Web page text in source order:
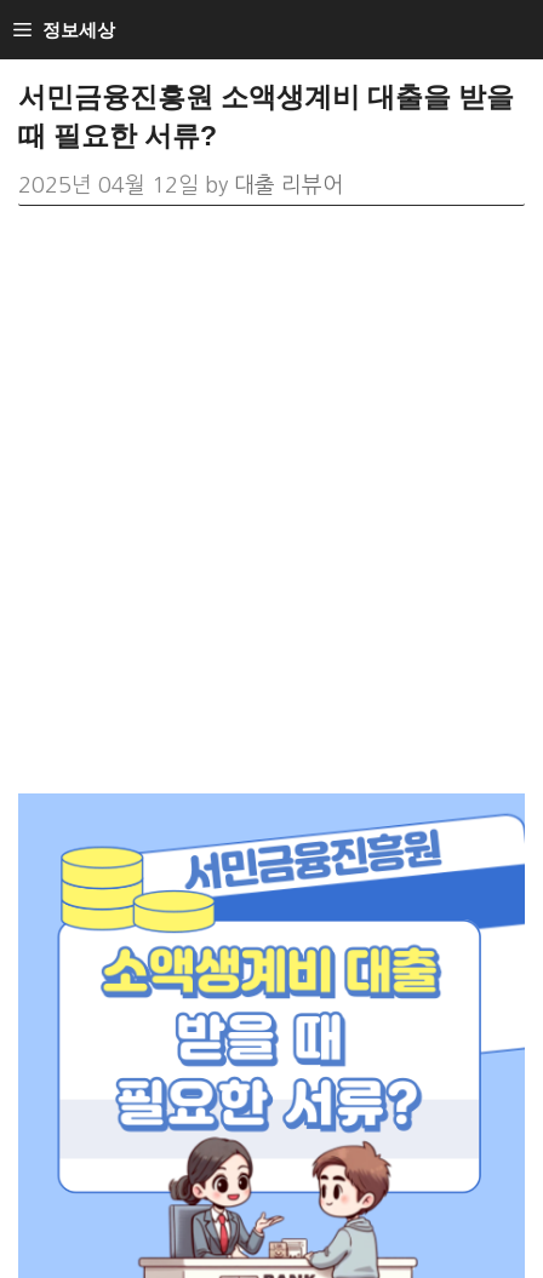
Skip
to
content
정보세상
서민금융진흥원 소액생계비 대출을 받을
때 필요한 서류?
2025년 04월 12일 by 대출 리뷰어